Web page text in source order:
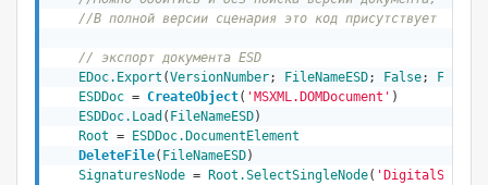
//В полной версии сценария это код присутствует
// экспорт документа ESD
EDoc.Export (VersionNumber; FileNameESD; False; False
ESDDoc = CreateObject( 'MSXML.DOMDocument' )
ESDDoc.Load ( FileNameESD)
Root =
ESDDoc.DocumentElement
DeleteFile( FileNameESD)
SignaturesNode = Root.SelectSingleNode(